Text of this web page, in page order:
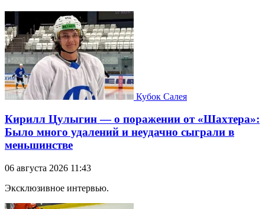
Кубок Салея
Кирилл Цулыгин — о поражении от «Шахтера»:
Было много удалений и неудачно сыграли в
меньшинстве
06 августа 2026 11:43
Эксклюзивное интервью.